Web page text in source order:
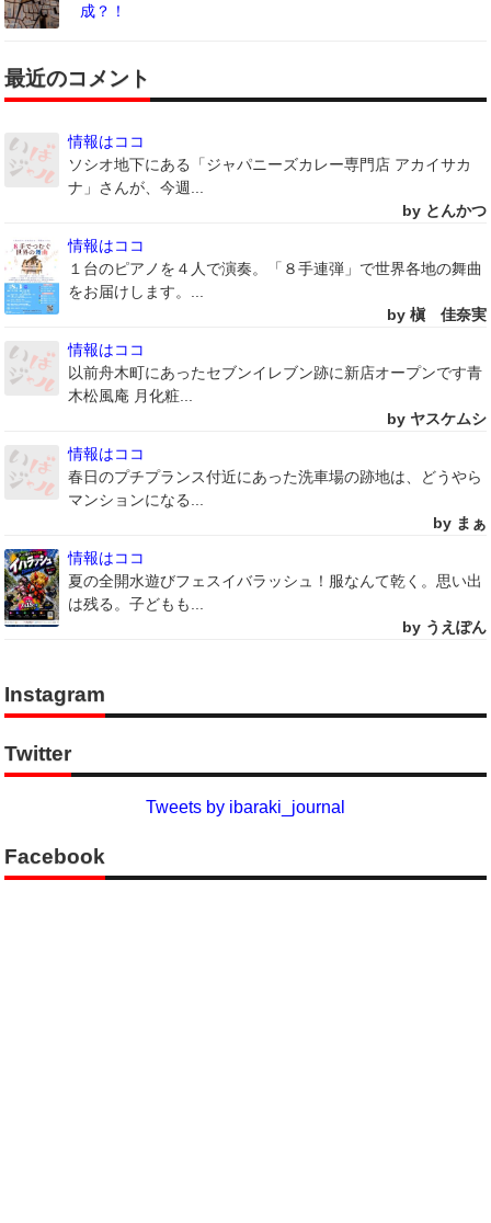
成？！
最近のコメント
情報はココ
ソシオ地下にある「ジャパニーズカレー専門店 アカイサカ
ナ」さんが、今週...
by とんかつ
情報はココ
１台のピアノを４人で演奏。「８手連弾」で世界各地の舞曲
をお届けします。...
by 槇 佳奈実
情報はココ
以前舟木町にあったセブンイレブン跡に新店オープンです青
木松風庵 月化粧...
by ヤスケムシ
情報はココ
春日のプチプランス付近にあった洗車場の跡地は、どうやら
マンションになる...
by まぁ
情報はココ
夏の全開水遊びフェスイバラッシュ！服なんて乾く。思い出
は残る。子どもも...
by うえぽん
Instagram
Twitter
Tweets by ibaraki_journal
Facebook